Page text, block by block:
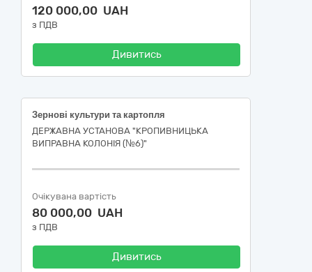
120 000,00 UAH
з ПДВ
Дивитись
Зернові культури та картопля
ДЕРЖАВНА УСТАНОВА "КРОПИВНИЦЬКА
ВИПРАВНА КОЛОНІЯ (№6)"
Очікувана вартість
80 000,00 UAH
з ПДВ
Дивитись